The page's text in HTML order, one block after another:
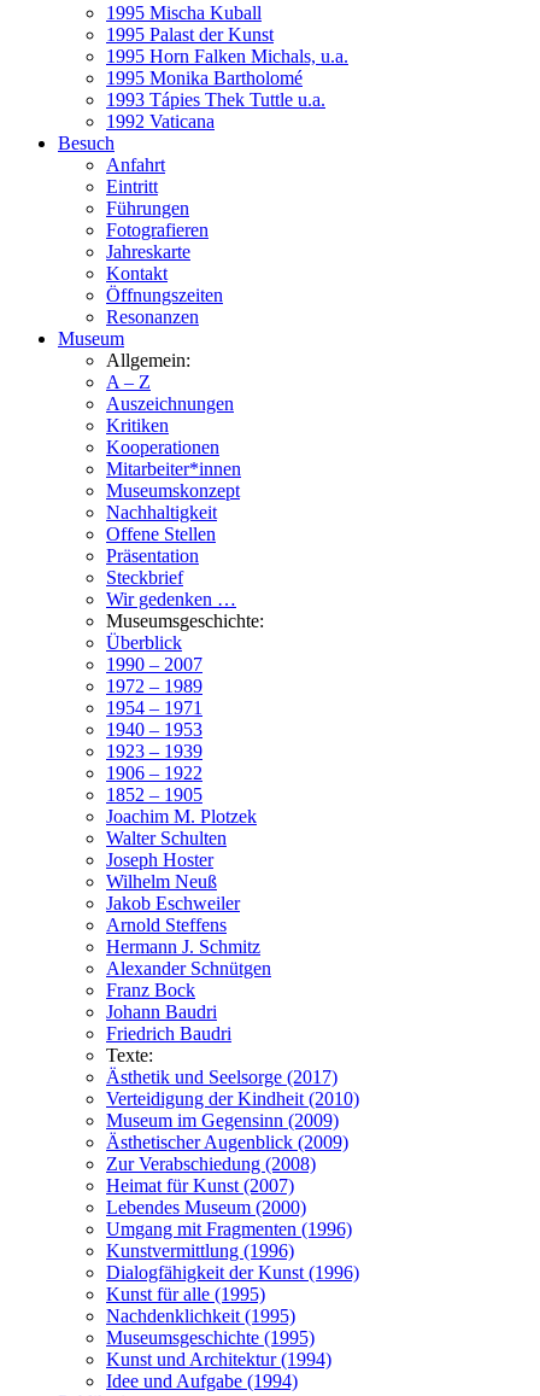
1995 Mischa Kuball
1995 Palast der Kunst
1995 Horn Falken Michals, u.a.
1995 Monika Bartholomé
1993 Tápies Thek Tuttle u.a.
1992 Vaticana
Besuch
Anfahrt
Eintritt
Führungen
Fotografieren
Jahreskarte
Kontakt
Öffnungszeiten
Resonanzen
Museum
Allgemein:
A – Z
Auszeichnungen
Kritiken
Kooperationen
Mitarbeiter*innen
Museumskonzept
Nachhaltigkeit
Offene Stellen
Präsentation
Steckbrief
Wir gedenken …
Museumsgeschichte:
Überblick
1990 – 2007
1972 – 1989
1954 – 1971
1940 – 1953
1923 – 1939
1906 – 1922
1852 – 1905
Joachim M. Plotzek
Walter Schulten
Joseph Hoster
Wilhelm Neuß
Jakob Eschweiler
Arnold Steffens
Hermann J. Schmitz
Alexander Schnütgen
Franz Bock
Johann Baudri
Friedrich Baudri
Texte:
Ästhetik und Seelsorge (2017)
Verteidigung der Kindheit (2010)
Museum im Gegensinn (2009)
Ästhetischer Augenblick (2009)
Zur Verabschiedung (2008)
Heimat für Kunst (2007)
Lebendes Museum (2000)
Umgang mit Fragmenten (1996)
Kunstvermittlung (1996)
Dialogfähigkeit der Kunst (1996)
Kunst für alle (1995)
Nachdenklichkeit (1995)
Museumsgeschichte (1995)
Kunst und Architektur (1994)
Idee und Aufgabe (1994)